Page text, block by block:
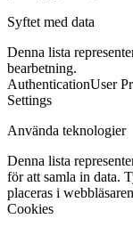
Syftet med data
Denna lista
bearbetning.
AuthenticationUser
Settings
Använda teknologier
Denna lista
för att samla in data.
placeras i
Cookies